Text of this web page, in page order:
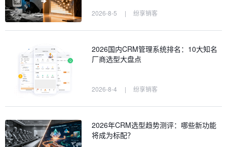
2026-8-5 | 纷享销客
2026国内CRM管理系统排名：10大知名
厂商选型大盘点
2026-8-4 | 纷享销客
2026年CRM选型趋势测评：哪些新功能
将成为标配？